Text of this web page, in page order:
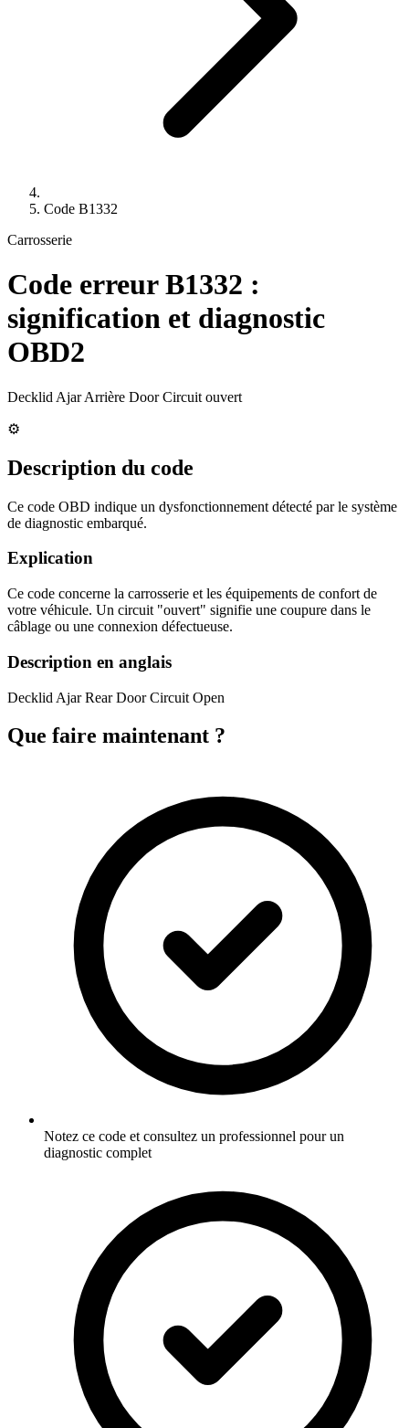
Code B1332
Carrosserie
Code erreurB1332 :
signification et diagnostic
OBD2
Decklid Ajar Arrière Door Circuit ouvert
⚙️
Description du code
Ce code OBD indique un dysfonctionnement détecté par le système
de diagnostic embarqué.
Explication
Ce code concerne la carrosserie et les équipements de confort de
votre véhicule. Un circuit "ouvert" signifie une coupure dans le
câblage ou une connexion défectueuse.
Description en anglais
Decklid Ajar Rear Door Circuit Open
Que faire maintenant ?
Notez ce code et consultez un professionnel pour un
diagnostic complet